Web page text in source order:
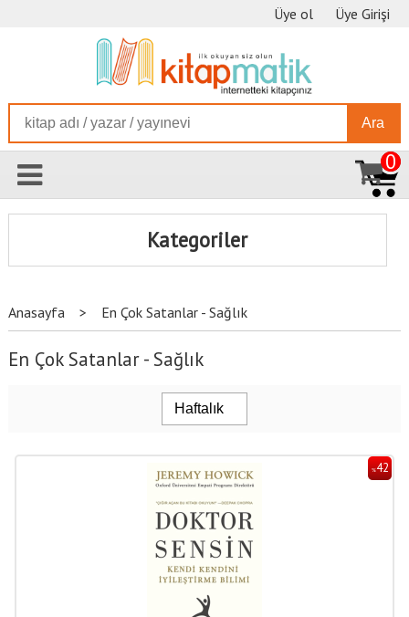
Üye ol Üye Girişi
Ara
0
Kategoriler
Anasayfa > En Çok Satanlar - Sağlık
En Çok Satanlar - Sağlık
%42